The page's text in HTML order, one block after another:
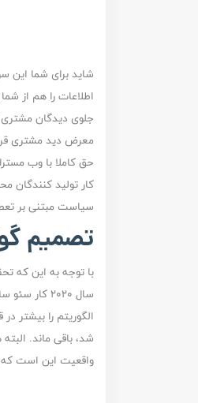
شاید برای شما این
جلوی دیدگان
معرض دید مشتری
کار تولید کنندگان
سیاست مبتنی بر
تصمیم
سال 2020
الگوریتم را
شد، باقی ماند.
واقعیت این است که